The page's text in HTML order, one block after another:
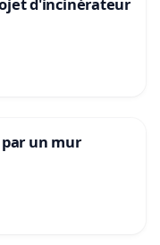
d'incinérateur
un mur